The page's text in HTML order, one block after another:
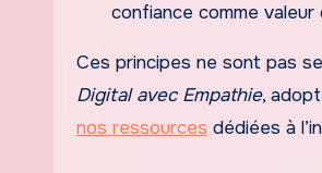
confiance comme valeur
Ces principes ne sont pas
Digital avec Empathie,
nos ressources dédiées à